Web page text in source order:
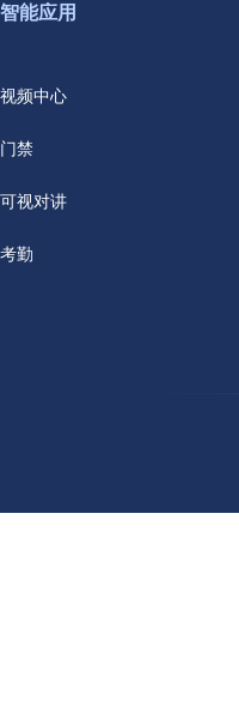
智能应用
视频中心
门禁
可视对讲
考勤